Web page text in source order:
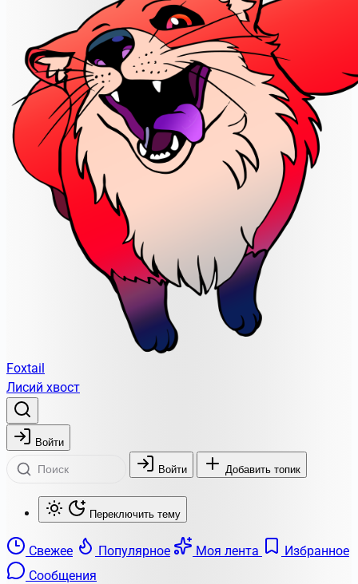
Foxtail
Лисий хвост
Войти
Войти Добавить топик
Переключить тему
Свежее Популярное Моя лента
Избранное
Сообщения